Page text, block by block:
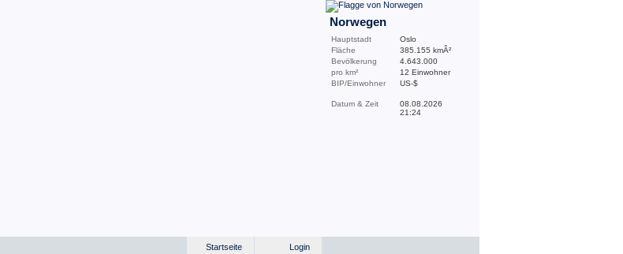
Norwegen
Hauptstadt
Oslo
Fläche
385.155 kmÂ²
Bevölkerung
4.643.000
pro km²
12 Einwohner
BIP/Einwohner
US-$
Datum & Zeit
08.08.2026
21:24
Login
Startseite